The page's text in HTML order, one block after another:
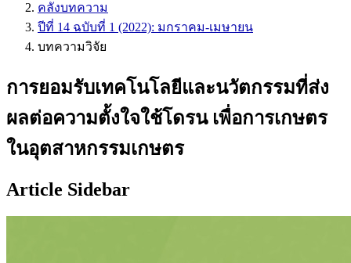
คลังบทความ
ปีที่ 14 ฉบับที่ 1 (2022): มกราคม-เมษายน
บทความวิจัย
การยอมรับเทคโนโลยีและนวัตกรรมที่ส่ง
ผลต่อความตั้งใจใช้โดรน เพื่อการเกษตร
ในอุตสาหกรรมเกษตร
Article Sidebar